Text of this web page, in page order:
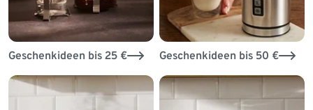
Geschenkideen bis 25 € Geschenkideen bis 50 €